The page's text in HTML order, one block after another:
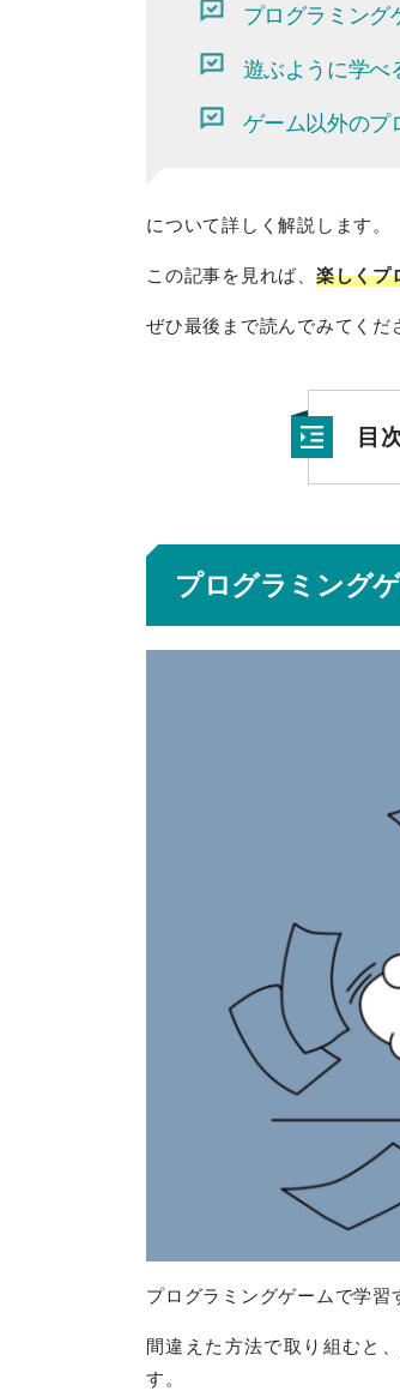
プログラミング
遊ぶように学べ
ゲーム以外のプ
について詳しく解説します。
この記事を見れば、 楽しくプ
ぜひ最後まで読んでみてくだ
目
プログラミング
プログラミングゲームで学習
間違えた方法で取り組むと
す。